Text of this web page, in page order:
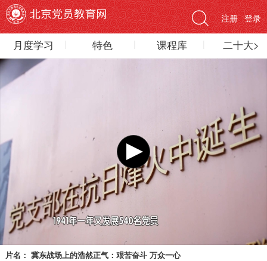
登录
注册
月度学习 特色 课程库 二十大>
片名： 冀东战场上的浩然正气：艰苦奋斗 万众一心